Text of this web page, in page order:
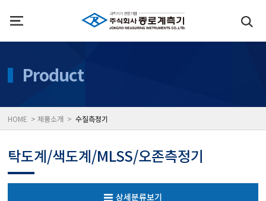
당도/농도/염도/당산도/
Product
HOME > 제품소개 >수질측정기
탁도계/색도계/MLSS/오존측정기
상세분류보기